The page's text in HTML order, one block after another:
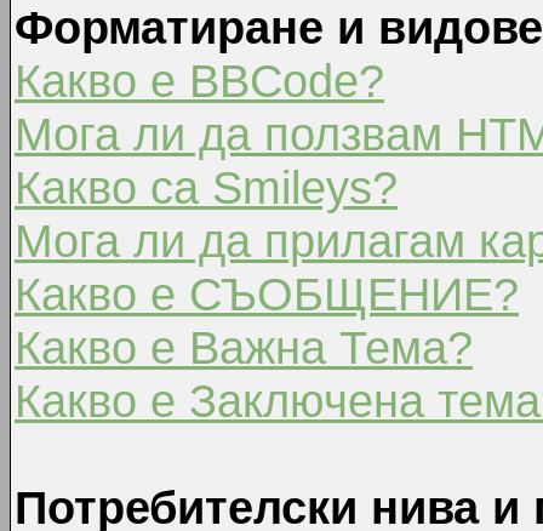
Форматиране и
Какво е BBCode?
Мога ли да ползвам
Какво са Smileys?
Мога ли да прилагам
Какво е СЪОБЩЕНИЕ?
Какво е Важна Тема?
Какво е Заключена
Потребителски нива и